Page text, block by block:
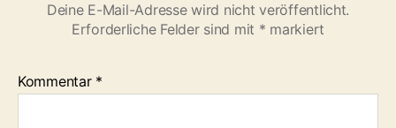
Deine E-Mail-Adresse wird nicht veröffentlicht.
Erforderliche Felder sind mit * markiert
Kommentar *